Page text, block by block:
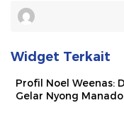
Widget Terkait
Profil Noel Weenas:
Gelar Nyong